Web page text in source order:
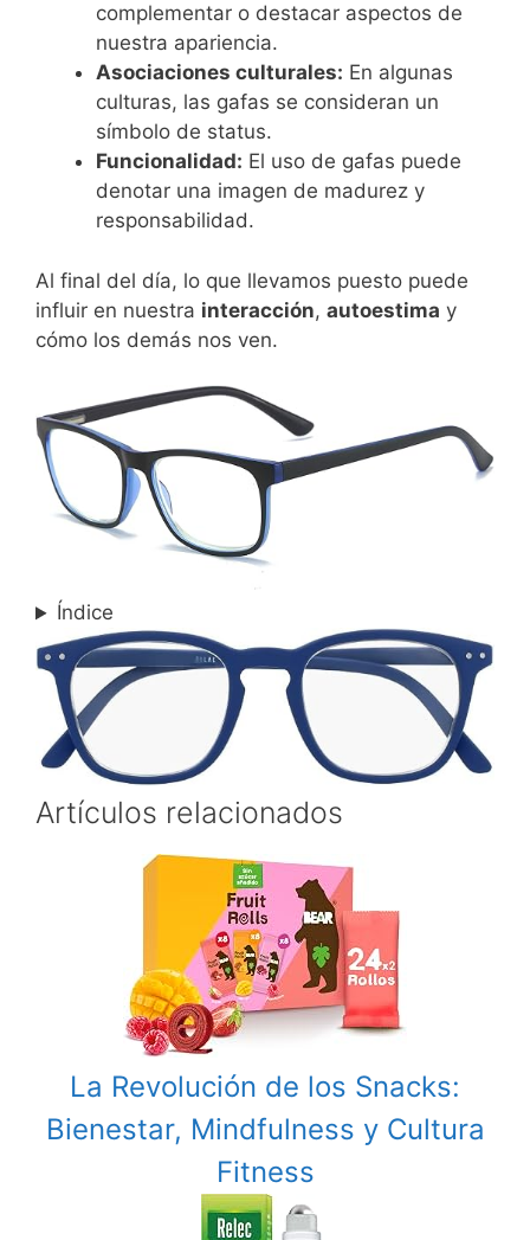
complementar o destacar aspectos de
nuestra apariencia.
Asociaciones culturales: En algunas
culturas, las gafas se consideran un
símbolo de status.
Funcionalidad: El uso de gafas puede
denotar una imagen de madurez y
responsabilidad.
Al final del día, lo que llevamos puesto puede
influir en nuestra interacción, autoestima y
cómo los demás nos ven.
Índice
Artículos relacionados
La Revolución de los Snacks:
Bienestar, Mindfulness y Cultura
Fitness